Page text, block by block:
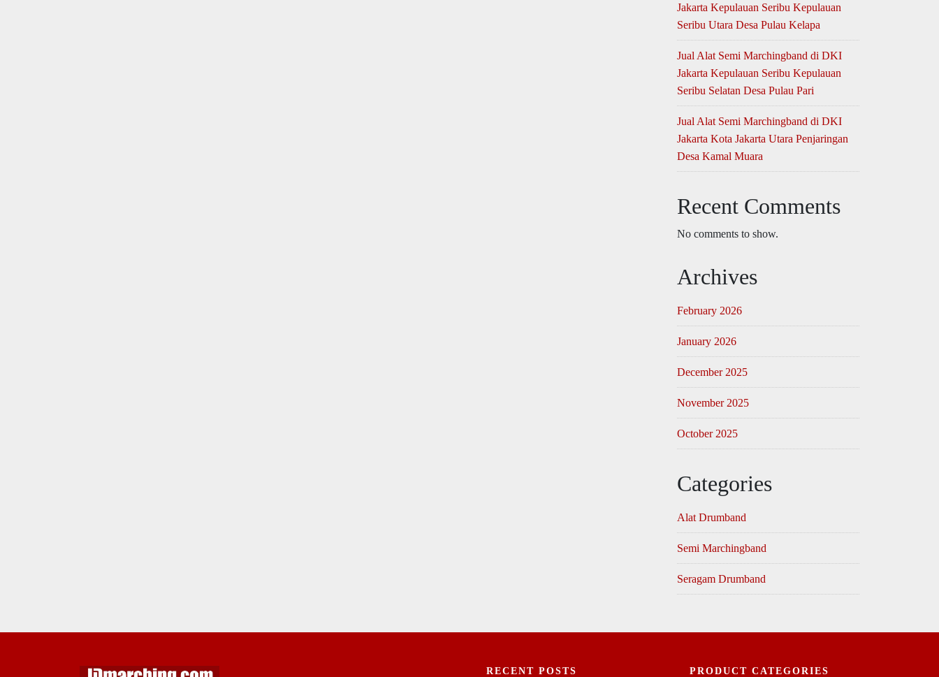
Jakarta Kepulauan Seribu Kepulauan
Seribu Utara Desa Pulau Kelapa
Jual Alat Semi Marchingband di DKI
Jakarta Kepulauan Seribu Kepulauan
Seribu Selatan Desa Pulau Pari
Jual Alat Semi Marchingband di DKI
Jakarta Kota Jakarta Utara Penjaringan
Desa Kamal Muara
Recent Comments
No comments to show.
Archives
February 2026
January 2026
December 2025
November 2025
October 2025
Categories
Alat Drumband
Semi Marchingband
Seragam Drumband
RECENT POSTS PRODUCT CATEGORIES